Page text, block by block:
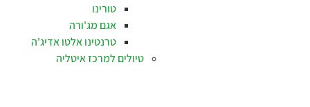
טורינו
אגם מג'ורה
טרנטינו אלטו אדיג'ה
טיולים למרכז איטליה